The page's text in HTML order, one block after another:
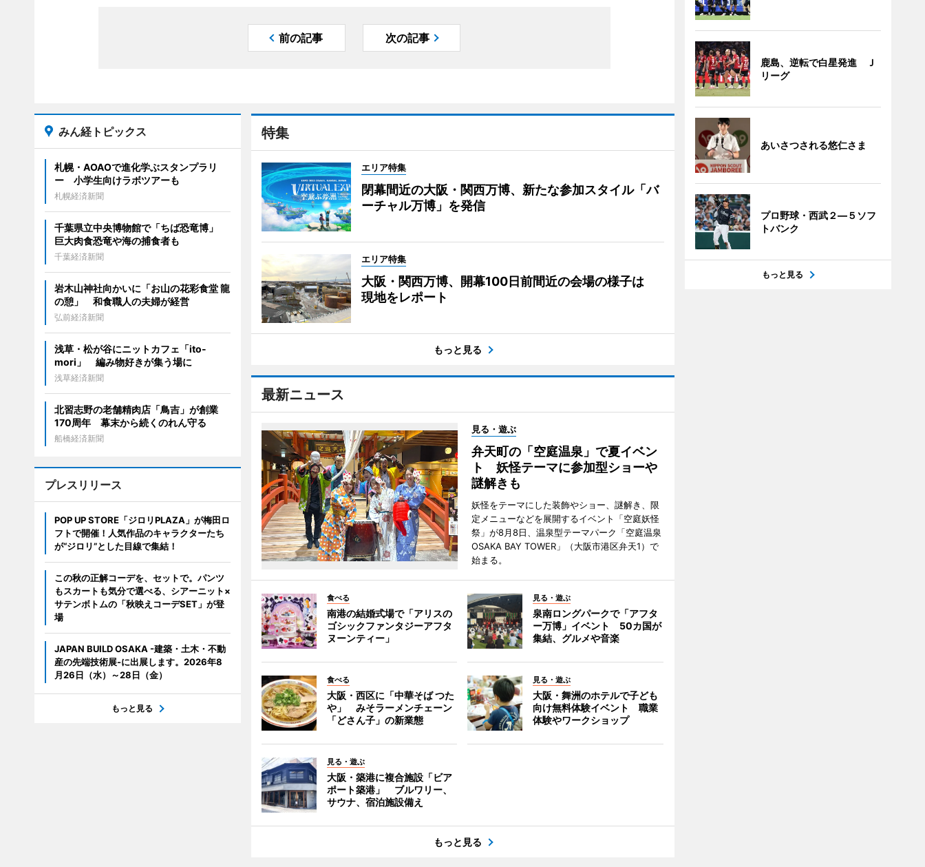
前の記事 次の記事
特集
エリア特集
閉幕間近の大阪・関西万博、新たな参加スタイル「バ
ーチャル万博」を発信
エリア特集
大阪・関西万博、開幕100日前間近の会場の様子は
現地をレポート
もっと見る
最新ニュース
見る・遊ぶ
弁天町の「空庭温泉」で夏イベン
ト 妖怪テーマに参加型ショーや
謎解きも
妖怪をテーマにした装飾やショー、謎解き、限
定メニューなどを展開するイベント「空庭妖怪
祭」が8月8日、温泉型テーマパーク「空庭温泉
OSAKA BAY TOWER」（大阪市港区弁天1）で
始まる。
食べる
南港の結婚式場で「アリスの
ゴシックファンタジーアフタ
ヌーンティー」
見る・遊ぶ
泉南ロングパークで「アフタ
ー万博」イベント 50カ国が
集結、グルメや音楽
食べる
大阪・西区に「中華そば つた
や」 みそラーメンチェーン
「どさん子」の新業態
見る・遊ぶ
大阪・舞洲のホテルで子ども
向け無料体験イベント 職業
体験やワークショップ
見る・遊ぶ
大阪・築港に複合施設「ビア
ポート築港」 ブルワリー、
サウナ、宿泊施設備え
もっと見る
みん経トピックス
札幌・AOAOで進化学ぶスタンプラリ
ー 小学生向けラボツアーも
札幌経済新聞
千葉県立中央博物館で「ちば恐竜博」
巨大肉食恐竜や海の捕食者も
千葉経済新聞
岩木山神社向かいに「お山の花彩食堂 龍
の憩」 和食職人の夫婦が経営
弘前経済新聞
浅草・松が谷にニットカフェ「ito-
mori」 編み物好きが集う場に
浅草経済新聞
北習志野の老舗精肉店「鳥吉」が創業
170周年 幕末から続くのれん守る
船橋経済新聞
プレスリリース
POP UP STORE「ジロリPLAZA」が梅田ロ
フトで開催！人気作品のキャラクターたち
が“ジロリ”とした目線で集結！
この秋の正解コーデを、セットで。パンツ
もスカートも気分で選べる、シアーニット×
サテンボトムの「秋映えコーデSET」が登
場
JAPAN BUILD OSAKA -建築・土木・不動
産の先端技術展-に出展します。2026年8
月26日（水）～28日（金）
もっと見る
鹿島、逆転で白星発進 Ｊ
リーグ
あいさつされる悠仁さま
プロ野球・西武２―５ソフ
トバンク
もっと見る